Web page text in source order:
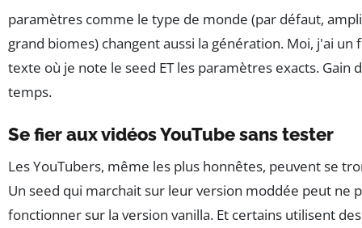
paramètres comme le type de monde (par défaut,
grand biomes) changent aussi la génération. Moi, j'ai un
texte où je note le seed ET les paramètres exacts. Gain
temps.
Se fier aux vidéos YouTube sans tester
Les YouTubers, même les plus honnêtes, peuvent se
Un seed qui marchait sur leur version moddée peut ne
fonctionner sur la version vanilla. Et certains utilisent